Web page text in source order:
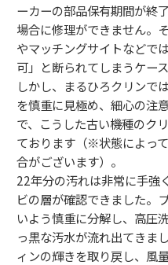
ーカーの部品保有期間が終
場合に修理ができません。
やマッチングサイトなどで
可」と断られてしまうケー
しかし、
まるひろクリンでは
を慎重に見極め、 細心の注
で、
こうした古い機種のク
ております（※状態によっ
合がございます）。
22年分の汚れは非常に手強く
ビの層が確認できました。
いよう慎重に分解し、 高圧
っ黒な汚水が流れ出てきまし
ィンの輝きを取り戻し、 風